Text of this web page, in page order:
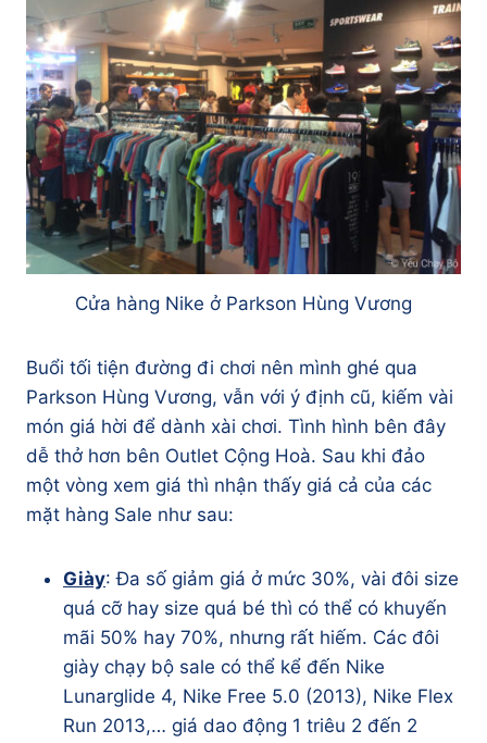
Cửa hàng Nike ở Parkson Hùng Vương
Buổi tối tiện đường đi chơi nên mình ghé qua
Parkson Hùng Vương, vẫn với ý định cũ, kiếm vài
món giá hời để dành xài chơi. Tình hình bên đây
dễ thở hơn bên Outlet Cộng Hoà. Sau khi đảo
một vòng xem giá thì nhận thấy giá cả của các
mặt hàng Sale như sau:
Giày: Đa số giảm giá ở mức 30%, vài đôi size
quá cỡ hay size quá bé thì có thể có khuyến
mãi 50% hay 70%, nhưng rất hiếm. Các đôi
giày chạy bộ sale có thể kể đến Nike
Lunarglide 4, Nike Free 5.0 (2013), Nike Flex
Run 2013,… giá dao động 1 triêu 2 đến 2